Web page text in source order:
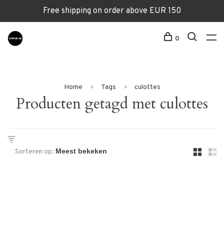
Free shipping on order above EUR 150
0
Home Tags culottes
Producten getagd met culottes
Sorteren op: